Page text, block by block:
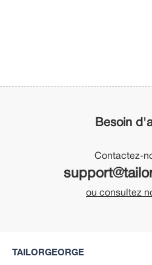
Besoin
Contactez-
ou consultez
TAILORGEORGE